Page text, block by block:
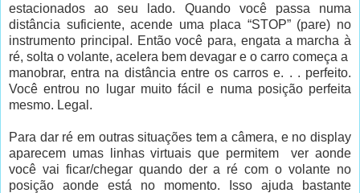
estacionados ao seu lado. Quando você passa numa
distância suficiente, acende uma placa “STOP” (pare) no
instrumento principal. Então você para, engata a marcha à
ré, solta o volante, acelera bem devagar e o carro começa a
manobrar, entra na distância entre os carros e. . . perfeito.
Você entrou no lugar muito fácil e numa posição perfeita
mesmo. Legal.
Para dar ré em outras situações tem a câmera, e no display
aparecem umas linhas virtuais que permitem ver aonde
você vai ficar/chegar quando der a ré com o volante no
posição aonde está no momento. Isso ajuda bastante